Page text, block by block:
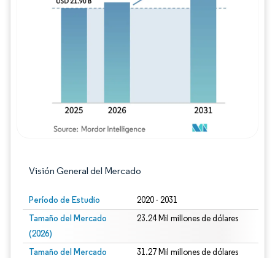
Visión General del Mercado
Período de Estudio 2020 - 2031
Tamaño del Mercado
(2026)
23.24 Mil millones de dólares
Tamaño del Mercado
31.27 Mil millones de dólares